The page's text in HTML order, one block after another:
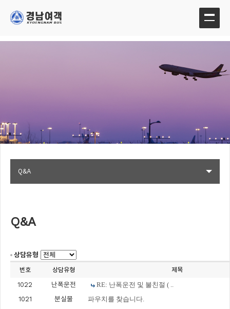
Q&A
Q&A
상담유형
번호 상담유형 제목
1022 난폭운전
RE: 난폭운전 및 불친절 ( ..
1021
분실물
파우치를 찾습니다.